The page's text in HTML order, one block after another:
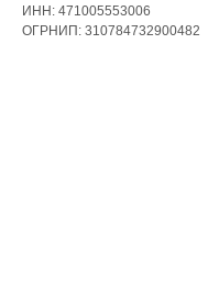
ИНН: 471005553006
ОГРНИП: 310784732900482